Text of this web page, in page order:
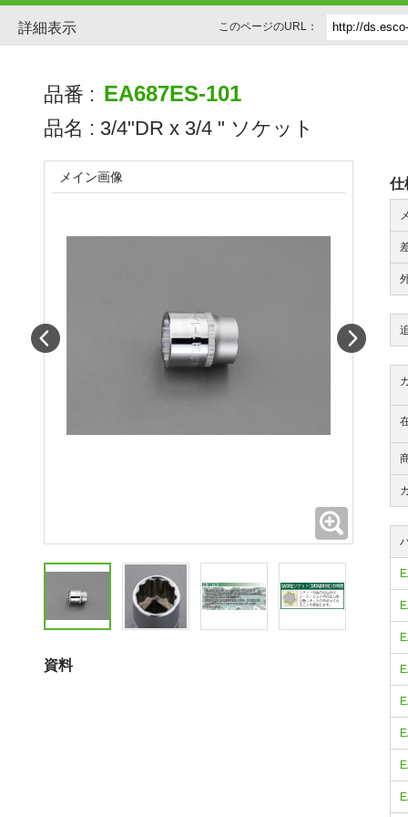
詳細表示 このページのURL：
品番 : EA687ES-101
品名 : 3/4"DR x 3/4 " ソケット
仕
メイン画像
資料